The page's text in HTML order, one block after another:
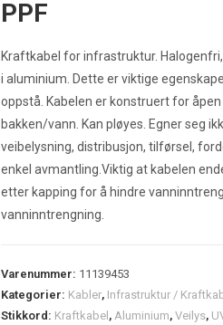
PPF
Kraftkabel for infrastruktur.
i aluminium. Dette er viktige
oppstå. Kabelen er konstruert for
bakken/vann. Kan pløyes. Egner seg
veibelysning, distribusjon, tilførsel,
enkel avmantling.Viktig at kabelen
etter kapping for å hindre
vanninntrengning.
Varenummer: 11139453
Kategorier: Kabler, Infrastruktur /
Stikkord: Kraftkabel , Aluminium, Veilys,